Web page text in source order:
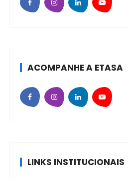
ACOMPANHE A ETASA
LINKS INSTITUCIONAIS